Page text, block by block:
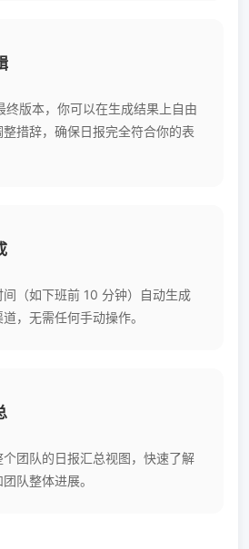
终版本，你可以在生成结果上自由
措辞，确保日报完全符合你的表
（如下班前 10 分钟）自动生成
，无需任何手动操作。
团队的日报汇总视图，快速了解
队整体进展。